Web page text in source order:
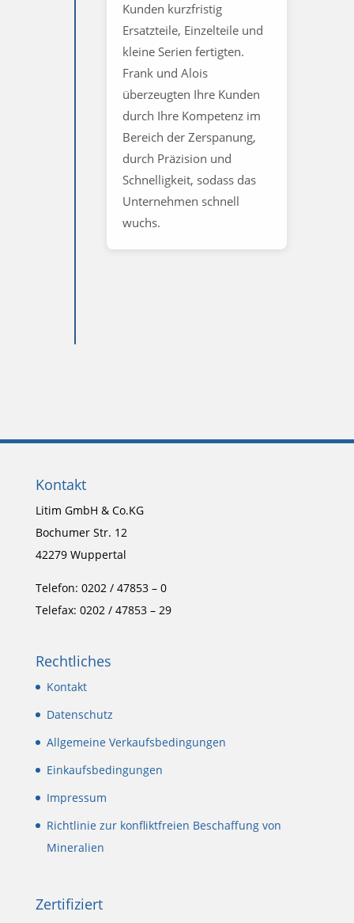
Kunden kurzfristig
Ersatzteile, Einzelteile und
kleine Serien fertigten.
Frank und Alois
überzeugten Ihre Kunden
durch Ihre Kompetenz im
Bereich der Zerspanung,
durch Präzision und
Schnelligkeit, sodass das
Unternehmen schnell
wuchs.
Kontakt
Litim GmbH & Co.KG
Bochumer Str. 12
42279 Wuppertal
Telefon: 0202 / 47853 – 0
Telefax: 0202 / 47853 – 29
Rechtliches
Kontakt
Datenschutz
Allgemeine Verkaufsbedingungen
Einkaufsbedingungen
Impressum
Richtlinie zur konfliktfreien Beschaffung von
Mineralien
Zertifiziert